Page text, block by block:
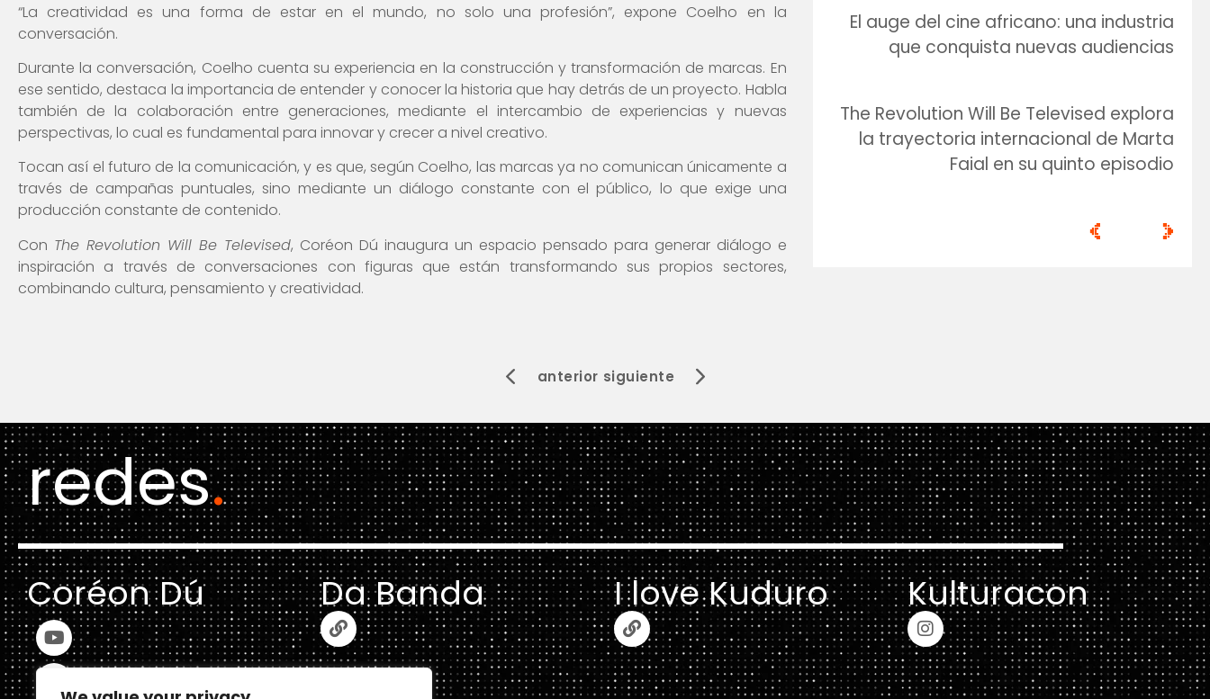
“La creatividad es una forma de estar en el mundo, no solo una profesión”, expone Coelho en la
conversación.
Durante la conversación, Coelho cuenta su experiencia en la construcción y transformación de marcas. En
ese sentido, destaca la importancia de entender y conocer la historia que hay detrás de un proyecto. Habla
también de la colaboración entre generaciones, mediante el intercambio de experiencias y nuevas
perspectivas, lo cual es fundamental para innovar y crecer a nivel creativo.
Tocan así el futuro de la comunicación, y es que, según Coelho, las marcas ya no comunican únicamente a
través de campañas puntuales, sino mediante un diálogo constante con el público, lo que exige una
producción constante de contenido.
Con The Revolution Will Be Televised, Coréon Dú inaugura un espacio pensado para generar diálogo e
inspiración a través de conversaciones con figuras que están transformando sus propios sectores,
combinando cultura, pensamiento y creatividad.
El auge del cine africano: una industria
que conquista nuevas audiencias
The Revolution Will Be Televised explora
la trayectoria internacional de Marta
Faial en su quinto episodio
< >
anterior siguiente
redes.
Coréon Dú Da Banda I love Kuduro Kulturacon